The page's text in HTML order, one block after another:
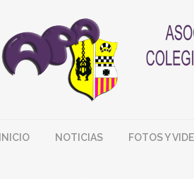
INICIO NOTICIAS FOTOS Y